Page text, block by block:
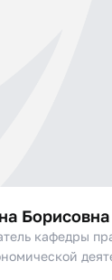
Борисовна
кафедры